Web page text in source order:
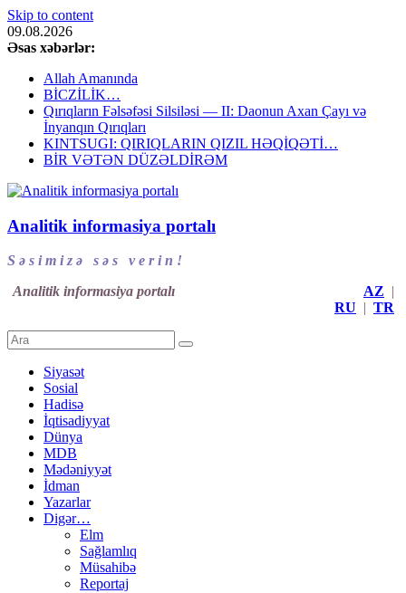
Skip to content
09.08.2026
Əsas xəbərlər:
Allah Amanında
BİCZİLİK…
Qırıqların Fəlsəfəsi Silsiləsi — II: Daonun Axan Çayı və
İnyanqın Qırıqları
KINTSUGI: QIRIQLARIN QIZIL HƏQİQƏTİ…
BİR VƏTƏN DÜZƏLDİRƏM
Analitik informasiya portalı
S ə s i m i z ə s ə s v e r i n !
Analitik informasiya portalı
AZ |
RU | TR
Siyasət
Sosial
Hadisə
İqtisadiyyat
Dünya
MDB
Mədəniyyət
İdman
Yazarlar
Digər…
Elm
Sağlamlıq
Müsahibə
Reportaj